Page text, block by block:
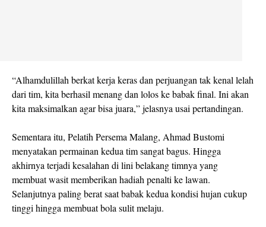
“Alhamdulillah berkat kerja keras dan perjuangan tak kenal lelah
dari tim, kita berhasil menang dan lolos ke babak final. Ini akan
kita maksimalkan agar bisa juara,” jelasnya usai pertandingan.
Sementara itu, Pelatih Persema Malang, Ahmad Bustomi
menyatakan permainan kedua tim sangat bagus. Hingga
akhirnya terjadi kesalahan di lini belakang timnya yang
membuat wasit memberikan hadiah penalti ke lawan.
Selanjutnya paling berat saat babak kedua kondisi hujan cukup
tinggi hingga membuat bola sulit melaju.